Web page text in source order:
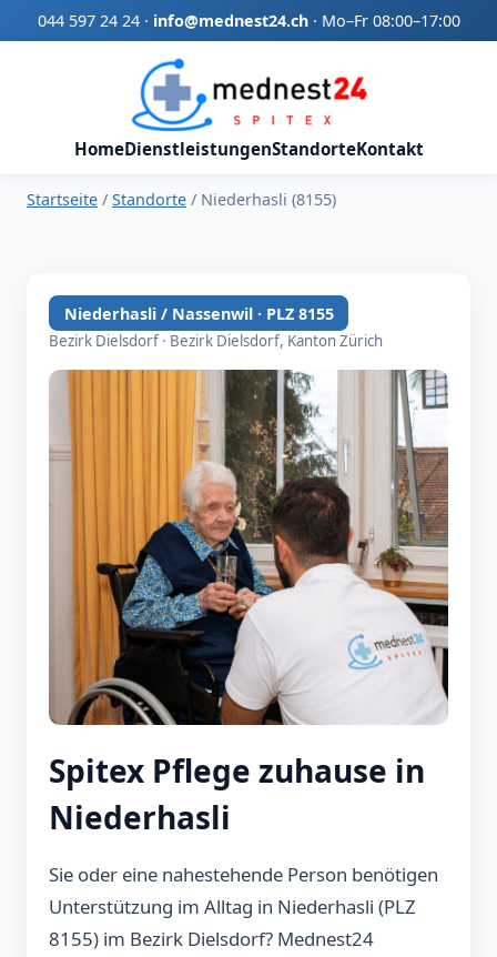
044 597 24 24· info@mednest24.ch· Mo–Fr 08:00–17:00
HomeDienstleistungenStandorteKontakt
Startseite / Standorte / Niederhasli (8155)
Niederhasli / Nassenwil · PLZ 8155
Bezirk Dielsdorf · Bezirk Dielsdorf, Kanton Zürich
Spitex Pflege zuhause in
Niederhasli
Sie oder eine nahestehende Person benötigen
Unterstützung im Alltag in Niederhasli (PLZ
8155) im Bezirk Dielsdorf? Mednest24